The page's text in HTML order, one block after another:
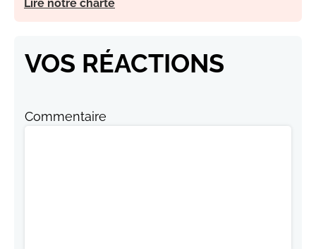
Lire notre charte
VOS RÉACTIONS
Commentaire